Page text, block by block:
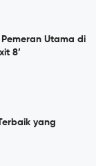
Utama di
8’
yang